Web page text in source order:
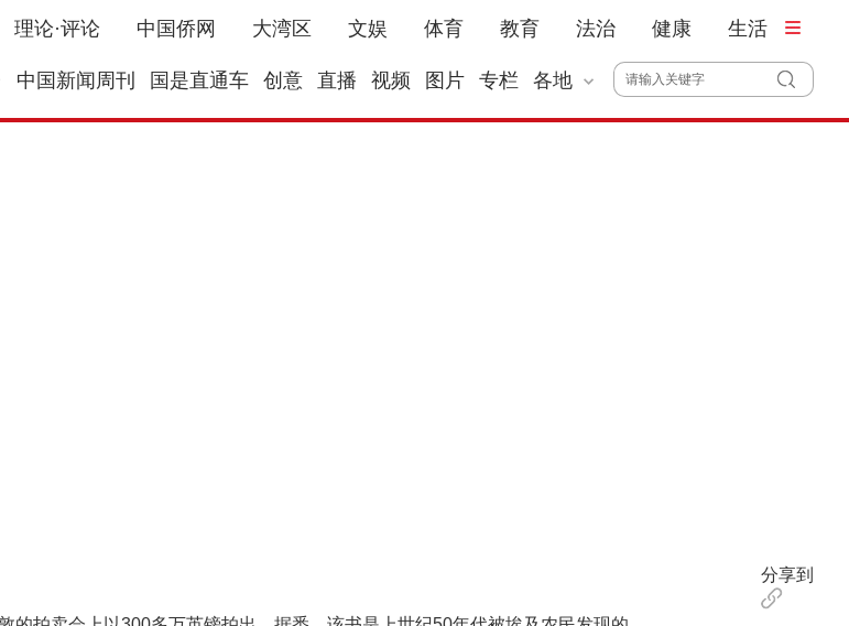
理论·评论 中国侨网 大湾区 文娱 体育 教育 法治 健康 生活
中国新闻周刊 国是直通车 创意 直播 视频 图片 专栏 各地
分享到